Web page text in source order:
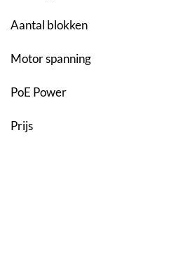
Aantal blokken
Motor spanning
PoE Power
Prijs